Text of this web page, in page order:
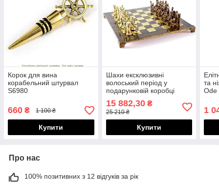
Корок для вина
корабельний штурвал
S6980
660 ₴ 1 100 ₴
Купити
Шахи ексклюзивні
волоський період у
подарунковій коробці
S11CBRO
15 882,30₴
25 210 ₴
Купити
та
Ode
1
Про нас
100% позитивних з 12 відгуків за рік